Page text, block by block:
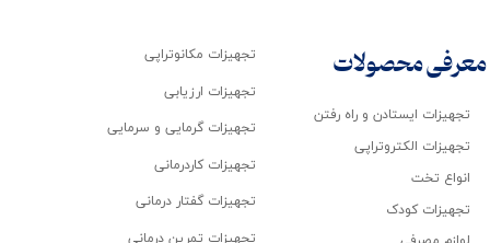
تجهیزات ایستادن و راه رفتن
تجهیزات الکتروتراپی
انواع تخت
تجهیزات کودک
تجهیزات مکانوتراپی
تجهیزات ارزیابی
تجهیزات گرمایی و سرمایی
تجهیزات کاردرمانی
تجهیزات گفتار درمانی
تجهیزات تمرین درمانی
معرفی محصولات